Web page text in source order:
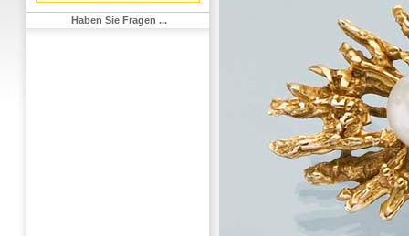
Haben Sie Fragen ...